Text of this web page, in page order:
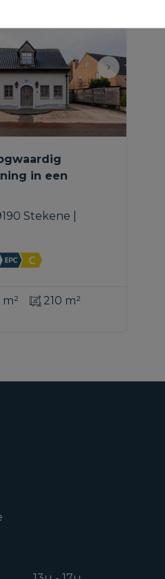
in een
Stekene
m²
210 m²